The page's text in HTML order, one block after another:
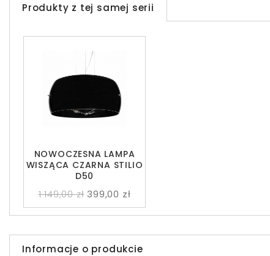
Produkty z tej samej serii
NOWOCZESNA LAMPA
WISZĄCA CZARNA STILIO
D50
1 149,00 zł 399,00 zł
Informacje o produkcie